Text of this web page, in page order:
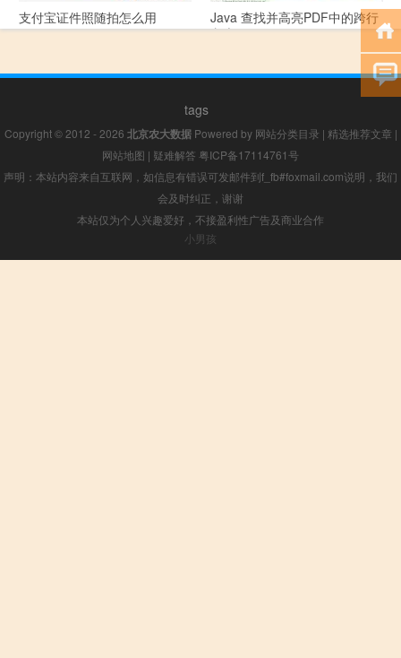
支付宝证件照随拍怎么用
Java 查找并高亮PDF中的跨行
文本
tags
Copyright © 2012 - 2026 北京农大数据Powered by 网站分类目录 | 精选推荐文章 |
网站地图 | 疑难解答 粤ICP备17114761号
声明：本站内容来自互联网，如信息有错误可发邮件到f_fb#foxmail.com说明，我们
会及时纠正，谢谢
本站仅为个人兴趣爱好，不接盈利性广告及商业合作
小男孩